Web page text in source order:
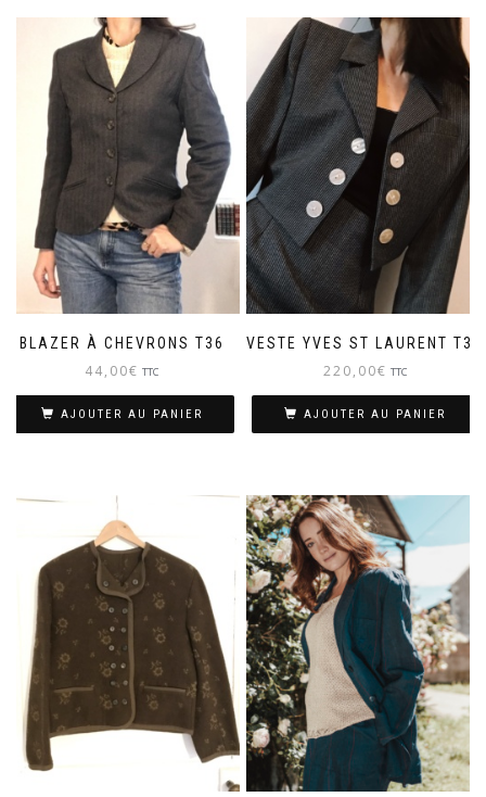
BLAZER À CHEVRONS T36
44,00€ TTC
AJOUTER AU PANIER
VESTE YVES ST LAURENT T36
220,00€ TTC
AJOUTER AU PANIER